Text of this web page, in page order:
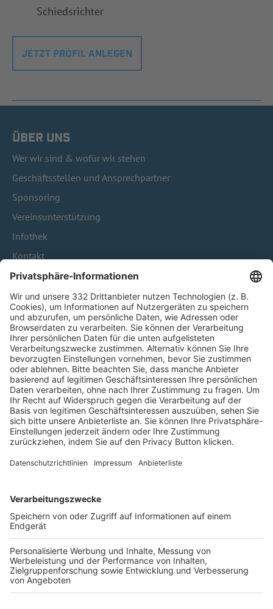
Schiedsrichter
JETZT PROFIL ANLEGEN
ÜBER UNS
Wer wir sind & wofür wir stehen
Geschäftsstellen und Ansprechpartner
Sponsoring
Vereinsunterstützung
Infothek
Kontakt
HÄUFIG BESUCHTE SEITEN
Pässe und Vereinswechsel
Trainerausbildung
Schulungsangebot Vereinsmitarbeiter
BFV-Geschäftsstellen
Trainerbörse
Login SpielPlus
FOLGE DEM BFV
TOP-VEREINE
TOP-PARTNER